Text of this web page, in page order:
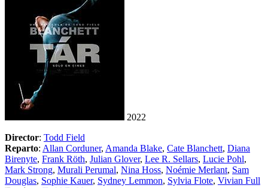
2022
Director: Todd Field
Reparto: Allan Corduner, Amanda Blake, Cate Blanchett, Diana
Birenyte, Frank Röth, Julian Glover, Lee R. Sellars, Lucie Pohl,
Mark Strong, Murali Perumal, Nina Hoss, Noémie Merlant, Sam
Douglas, Sophie Kauer, Sydney Lemmon, Sylvia Flote, Vivian Full